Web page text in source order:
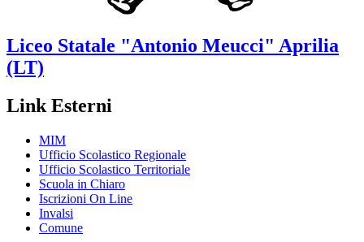
Liceo Statale "Antonio Meucci" Aprilia
(LT)
Link Esterni
MIM
Ufficio Scolastico Regionale
Ufficio Scolastico Territoriale
Scuola in Chiaro
Iscrizioni On Line
Invalsi
Comune